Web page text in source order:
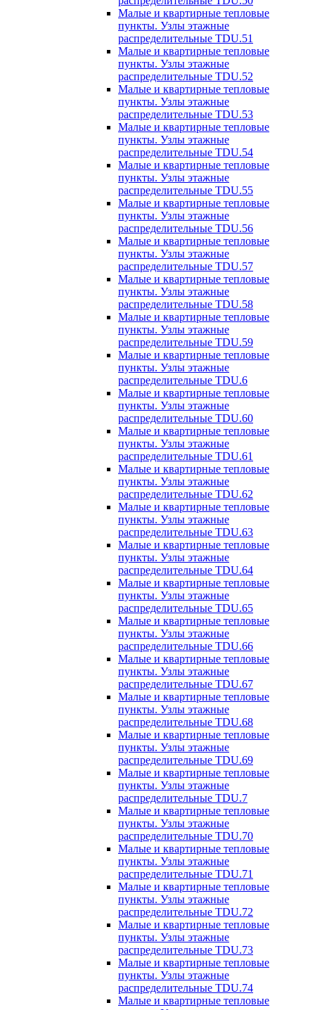
Малые и квартирные тепловые
пункты. Узлы этажные
распределительные TDU.51
Малые и квартирные тепловые
пункты. Узлы этажные
распределительные TDU.52
Малые и квартирные тепловые
пункты. Узлы этажные
распределительные TDU.53
Малые и квартирные тепловые
пункты. Узлы этажные
распределительные TDU.54
Малые и квартирные тепловые
пункты. Узлы этажные
распределительные TDU.55
Малые и квартирные тепловые
пункты. Узлы этажные
распределительные TDU.56
Малые и квартирные тепловые
пункты. Узлы этажные
распределительные TDU.57
Малые и квартирные тепловые
пункты. Узлы этажные
распределительные TDU.58
Малые и квартирные тепловые
пункты. Узлы этажные
распределительные TDU.59
Малые и квартирные тепловые
пункты. Узлы этажные
распределительные TDU.6
Малые и квартирные тепловые
пункты. Узлы этажные
распределительные TDU.60
Малые и квартирные тепловые
пункты. Узлы этажные
распределительные TDU.61
Малые и квартирные тепловые
пункты. Узлы этажные
распределительные TDU.62
Малые и квартирные тепловые
пункты. Узлы этажные
распределительные TDU.63
Малые и квартирные тепловые
пункты. Узлы этажные
распределительные TDU.64
Малые и квартирные тепловые
пункты. Узлы этажные
распределительные TDU.65
Малые и квартирные тепловые
пункты. Узлы этажные
распределительные TDU.66
Малые и квартирные тепловые
пункты. Узлы этажные
распределительные TDU.67
Малые и квартирные тепловые
пункты. Узлы этажные
распределительные TDU.68
Малые и квартирные тепловые
пункты. Узлы этажные
распределительные TDU.69
Малые и квартирные тепловые
пункты. Узлы этажные
распределительные TDU.7
Малые и квартирные тепловые
пункты. Узлы этажные
распределительные TDU.70
Малые и квартирные тепловые
пункты. Узлы этажные
распределительные TDU.71
Малые и квартирные тепловые
пункты. Узлы этажные
распределительные TDU.72
Малые и квартирные тепловые
пункты. Узлы этажные
распределительные TDU.73
Малые и квартирные тепловые
пункты. Узлы этажные
распределительные TDU.74
Малые и квартирные тепловые